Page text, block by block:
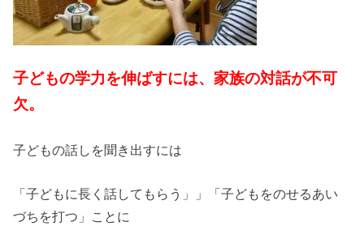
子どもの学力を伸ばすには、家族の対話が不可
欠。
子どもの話しを聞き出すには
「子どもに長く話してもらう」」「子どもをのせるあい
づちを打つ」ことに